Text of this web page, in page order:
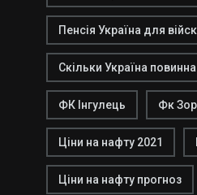
Пенсія Україна для
Скільки Україна
ФК Інгулець Фк
Ціни на нафту 2021
Ціни на нафту прогноз